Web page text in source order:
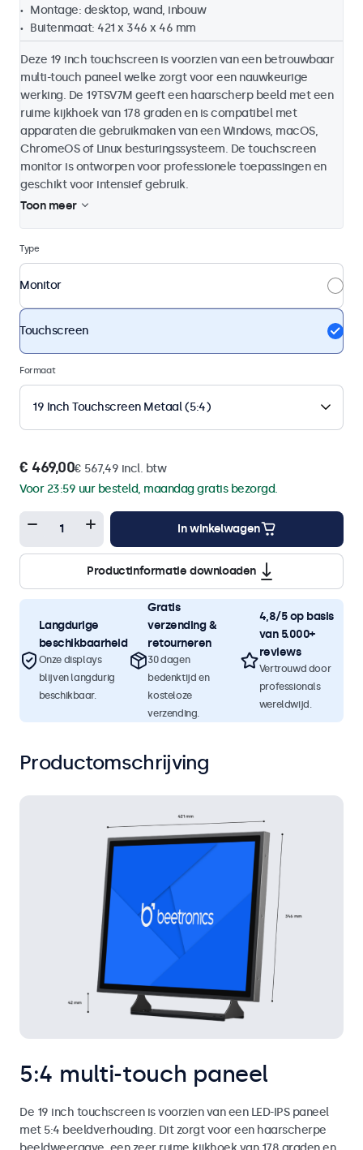
Montage: desktop, wand, inbouw
Buitenmaat: 421 x 346 x 46 mm
Deze 19 inch touchscreen is voorzien van een betrouwbaar
multi-touch paneel welke zorgt voor een nauwkeurige
werking. De 19TSV7M geeft een haarscherp beeld met een
ruime kijkhoek van 178 graden en is compatibel met
apparaten die gebruikmaken van een Windows, macOS,
ChromeOS of Linux besturingssysteem. De touchscreen
monitor is ontworpen voor professionele toepassingen en
geschikt voor intensief gebruik.
Toon meer
Type
Monitor
Touchscreen
Formaat
19 Inch Touchscreen Metaal (5:4)
€ 469,00€ 567,49 incl. btw
Voor 23:59 uur besteld, maandag gratis bezorgd.
In winkelwagen
Productinformatie downloaden
Langdurige
beschikbaarheid
Onze displays
blijven langdurig
beschikbaar.
Gratis
verzending &
retourneren
30 dagen
bedenktijd en
kosteloze
verzending.
4,8/5 op basis
van 5.000+
reviews
Vertrouwd door
professionals
wereldwijd.
Productomschrijving
5:4 multi-touch paneel
De 19 inch touchscreen is voorzien van een LED-IPS paneel
met 5:4 beeldverhouding. Dit zorgt voor een haarscherpe